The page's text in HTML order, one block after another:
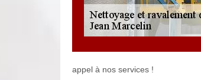
appel à nos services !